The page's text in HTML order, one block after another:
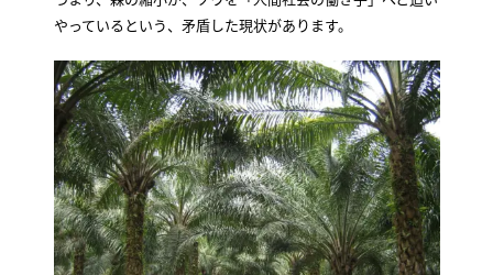
やっているという、矛盾した現状があります。